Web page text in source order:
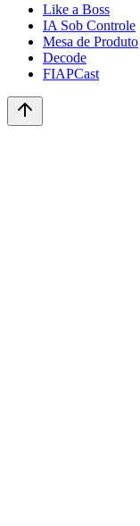
Like a Boss
IA Sob Controle
Mesa de Produto
Decode
FIAPCast